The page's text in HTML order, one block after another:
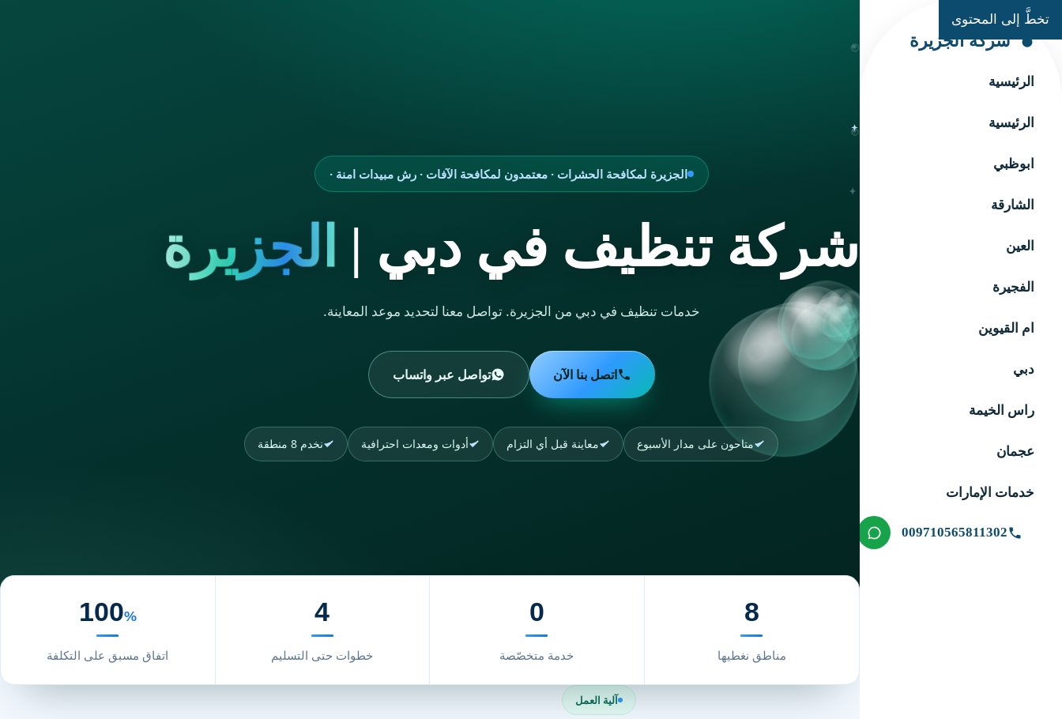
تخطَّ إلى المحتوى
شركة الجزيرة
الرئيسية
الرئيسية
ابوظبي
الشارقة
العين
الفجيرة
ام القيوين
دبي
راس الخيمة
عجمان
خدمات الإمارات
009710565811302
الجزيرة لمكافحة الحشرات · معتمدون لمكافحة الآفات · رش مبيدات امنة ·
شركة تنظيف في دبي | الجزيرة
خدمات تنظيف في دبي من الجزيرة. تواصل معنا لتحديد موعد المعاينة.
اتصل بنا الآن تواصل عبر واتساب
متاحون على مدار الأسبوع معاينة قبل أي التزام أدوات ومعدات احترافية نخدم 8 منطقة
8
مناطق نغطيها
0
خدمة متخصّصة
4
خطوات حتى التسليم
100%
اتفاق مسبق على التكلفة
آلية العمل